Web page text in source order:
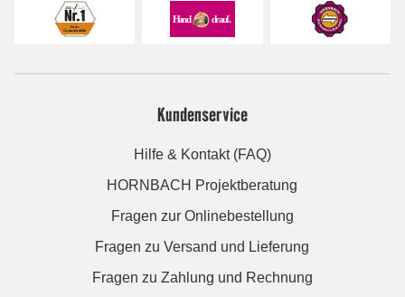
Kundenservice
Hilfe & Kontakt (FAQ)
HORNBACH Projektberatung
Fragen zur Onlinebestellung
Fragen zu Versand und Lieferung
Fragen zu Zahlung und Rechnung